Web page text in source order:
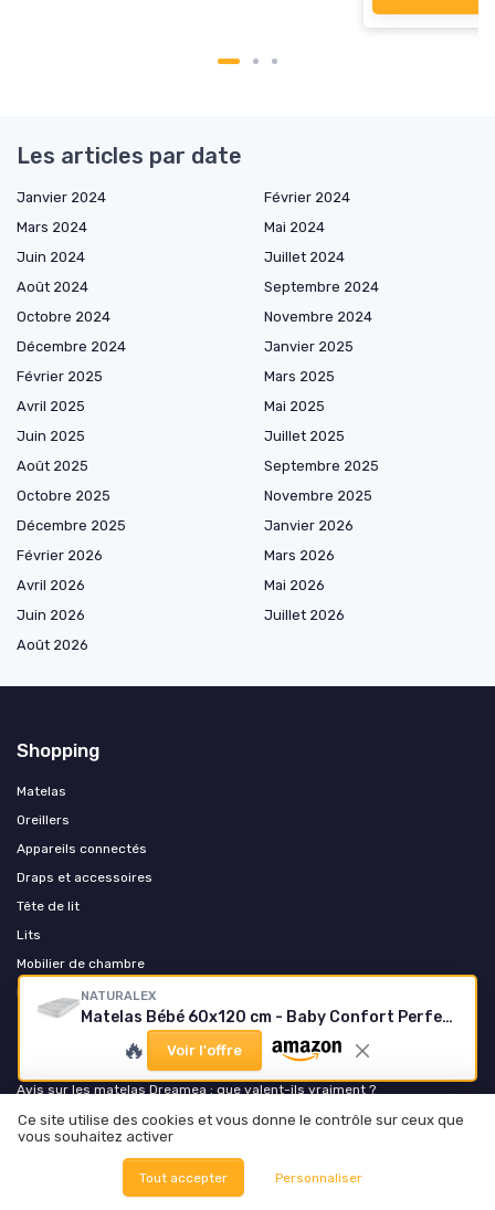
NATURALEX
Matelas Bébé 60x120 cm - Baby Confort Perfect Sleep
🔥 Voir l'offre
Les articles par date
Janvier 2024
Février 2024
Mars 2024
Mai 2024
Juin 2024
Juillet 2024
Août 2024
Septembre 2024
Octobre 2024
Novembre 2024
Décembre 2024
Janvier 2025
Février 2025
Mars 2025
Avril 2025
Mai 2025
Juin 2025
Juillet 2025
Août 2025
Septembre 2025
Octobre 2025
Novembre 2025
Décembre 2025
Janvier 2026
Février 2026
Mars 2026
Avril 2026
Mai 2026
Juin 2026
Juillet 2026
Août 2026
Shopping
Matelas
Oreillers
Appareils connectés
Draps et accessoires
Tête de lit
Lits
Mobilier de chambre
Literie enfant et bébé
Avis sur les matelas Dreamea : que valent-ils vraiment ?
Tout savoir sur le matelas Sultan d'Ikea
Comment identifier les traces de punaises de lit sur votre matelas
Matelas bultex avantages inconvénients
Ce site utilise des cookies et vous donne le contrôle sur ceux que
vous souhaitez activer
Tout accepter Personnaliser